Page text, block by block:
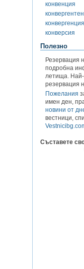
конвенция
конвергентен
конвергенция
конверсия
Полезно
Резервация
подробна
летища. Най-
резервация
Пожелания
имен ден,
новини от
вестници,
Съставете